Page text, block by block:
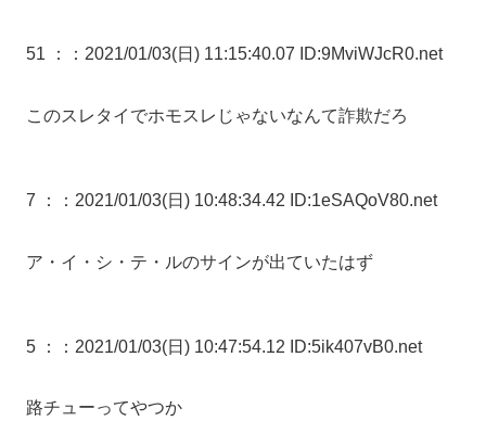
51 ： ：2021/01/03(日) 11:15:40.07 ID:9MviWJcR0.net
このスレタイでホモスレじゃないなんて詐欺だろ
7 ： ：2021/01/03(日) 10:48:34.42 ID:1eSAQoV80.net
ア・イ・シ・テ・ルのサインが出ていたはず
5 ： ：2021/01/03(日) 10:47:54.12 ID:5ik407vB0.net
路チューってやつか